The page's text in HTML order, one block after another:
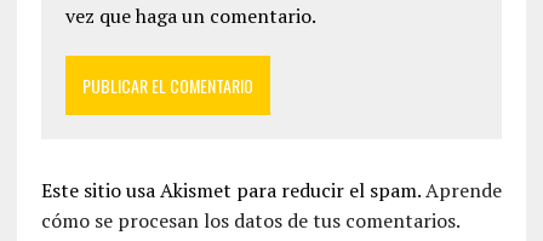
vez que haga un comentario.
Este sitio usa Akismet para reducir el spam.Aprende
cómo se procesan los datos de tus comentarios.